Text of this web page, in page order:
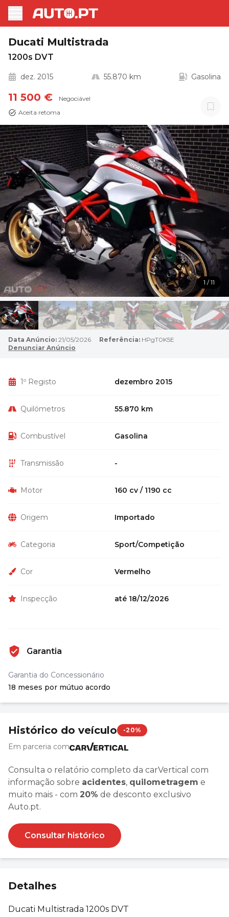
Ducati Multistrada
1200s DVT
dez. 2015 55.870 km Gasolina
11 500 €
Negociável
Aceita retoma
1 / 11
Data Anúncio: 21/05/2026 Referência: HPgT0K5E
Denunciar Anúncio
1º Registo dezembro 2015
Quilómetros 55.870 km
Combustível Gasolina
Transmissão -
Motor 160 cv / 1190 cc
Origem Importado
Categoria Sport/Competição
Cor Vermelho
Inspecção até 18/12/2026
Garantia
Garantia do Concessionário
18 meses por mútuo acordo
Histórico do veículo -20%
Em parceria com
Consulta o relatório completo da carVertical com
informação sobre acidentes, quilometragem e
muito mais - com 20% de desconto exclusivo
Auto.pt.
Consultar histórico
Detalhes
Ducati Multistrada 1200s DVT